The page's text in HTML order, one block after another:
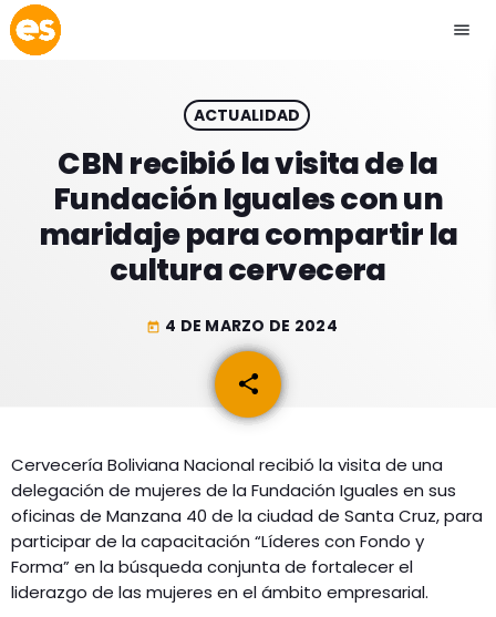
menu
play_arrow EMISIÓN LA PAZ
play_arrow EMISIÓN COCHABAMBA
ESLATINO NEWS
ESPECTÁCULOS
GEEKERS
MÚSICA
ENTRETENIMIENTO
INICIO
RADIO SPLENDID
CONTACTO
ACTUALIDAD
CBN recibió la visita de la
Fundación Iguales con un
maridaje para compartir la
cultura cervecera
today 4 DE MARZO DE 2024
share
email
Cervecería Boliviana Nacional recibió la visita de una
delegación de mujeres de la Fundación Iguales en sus
oficinas de Manzana 40 de la ciudad de Santa Cruz, para
participar de la capacitación “Líderes con Fondo y
Forma” en la búsqueda conjunta de fortalecer el
liderazgo de las mujeres en el ámbito empresarial.